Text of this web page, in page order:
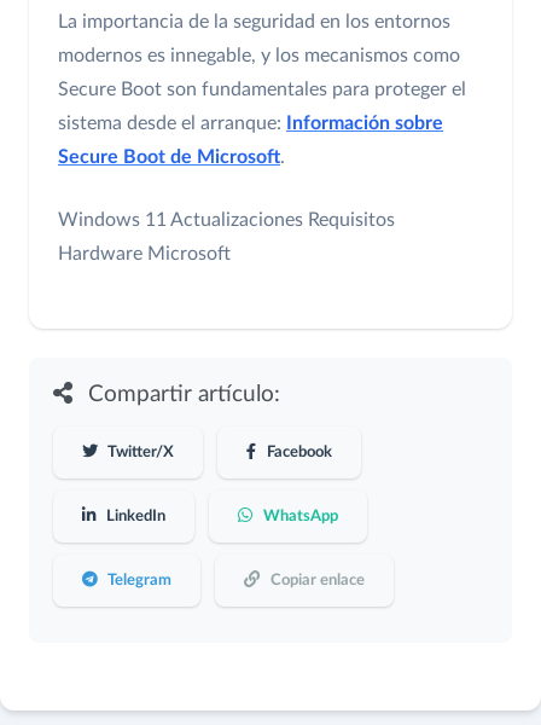
La importancia de la seguridad en los entornos
modernos es innegable, y los mecanismos como
Secure Boot son fundamentales para proteger el
sistema desde el arranque:
Información sobre
Secure Boot de Microsoft.
Windows 11 Actualizaciones Requisitos
Hardware Microsoft
Compartir artículo:
Twitter/X Facebook
LinkedIn WhatsApp
Telegram Copiar enlace